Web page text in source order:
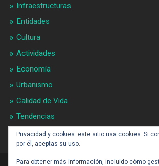
Infraestructuras
Entidades
Cultura
Actividades
Economía
Urbanismo
Calidad de Vida
Tendencias
Gran BCN
Privacidad y cookies: este sitio usa cookies. Si
por él, aceptas su uso.
Para obtener más información, incluido cómo